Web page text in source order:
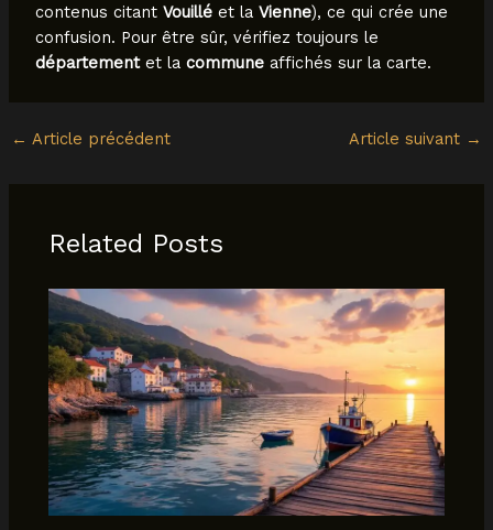
contenus citant Vouilléet la Vienne), ce qui crée une
confusion. Pour être sûr, vérifiez toujours le
départementet la communeaffichés sur la carte.
← Article précédent Article suivant →
Related Posts